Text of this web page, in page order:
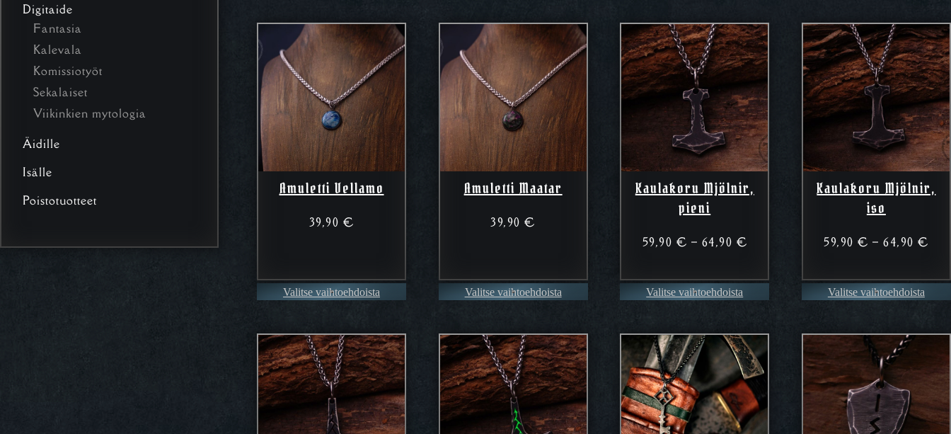
Digitaide
Fantasia
Kalevala
Komissiotyöt
Sekalaiset
Viikinkien mytologia
Äidille
Isälle
Poistotuotteet
Amuletti Vellamo
39,90 €
Valitse vaihtoehdoista
Amuletti Maatar
39,90€
Valitse vaihtoehdoista
Kaulakoru Mjölnir,
pieni
59,90 € – 64,90 €
–
Valitse vaihtoehdoista
Kaulakoru Mjölnir,
iso
59,90€ – 64,90€
–
Valitse vaihtoehdoista